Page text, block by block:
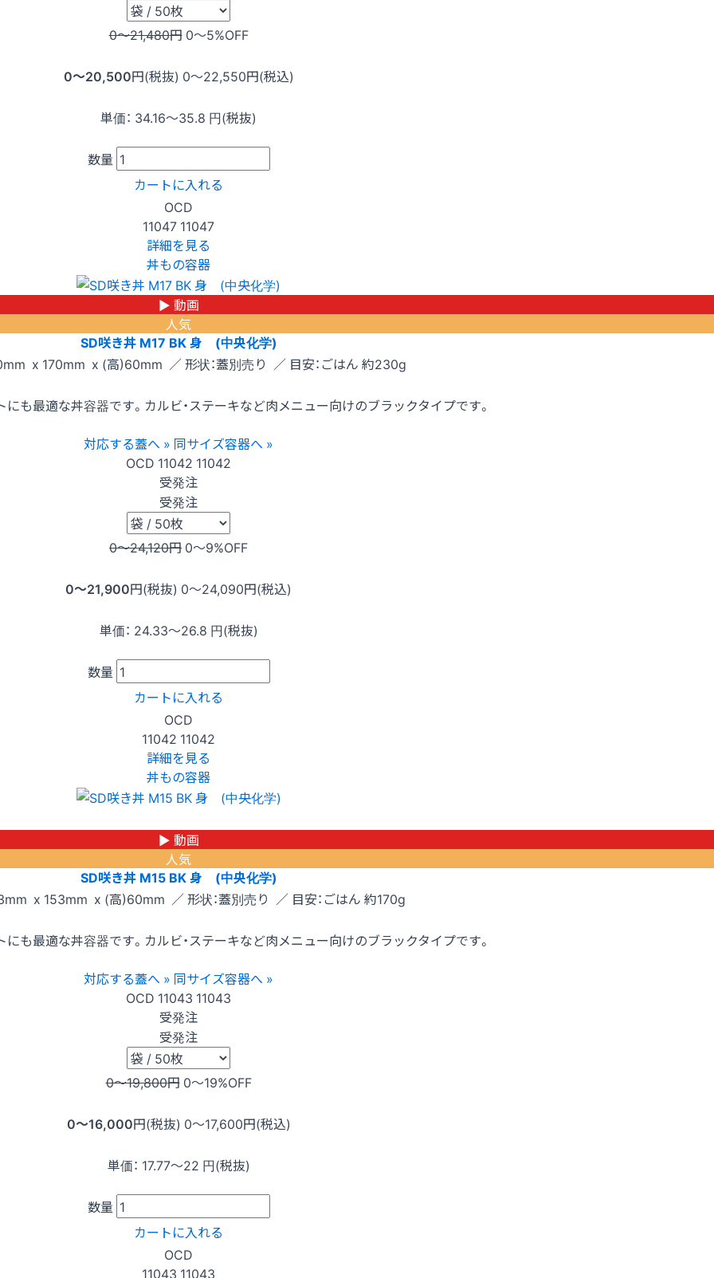
0〜21,480円 0〜5%OFF
0〜20,500円(税抜) 0〜22,550円(税込)
単価： 34.16〜35.8 円(税抜)
数量
カートに入れる
OCD
11047 11047
詳細を見る
丼もの容器
▶ 動画
人気
SD咲き丼 M17 BK 身 (中央化学)
x 170mm x (高)60mm ／ 形状：蓋別売り ／ 目安：ごはん 約230g
も最適な丼容器です。カルビ・ステーキなど肉メニュー向けのブラックタイプです。
対応する蓋へ » 同サイズ容器へ »
OCD 11042 11042
受発注
受発注
0〜24,120円 0〜9%OFF
0〜21,900円(税抜) 0〜24,090円(税込)
単価： 24.33〜26.8 円(税抜)
数量
カートに入れる
OCD
11042 11042
詳細を見る
丼もの容器
▶ 動画
人気
SD咲き丼 M15 BK 身 (中央化学)
x 153mm x (高)60mm ／ 形状：蓋別売り ／ 目安：ごはん 約170g
も最適な丼容器です。カルビ・ステーキなど肉メニュー向けのブラックタイプです。
対応する蓋へ » 同サイズ容器へ »
OCD 11043 11043
受発注
受発注
0〜19,800円 0〜19%OFF
0〜16,000円(税抜) 0〜17,600円(税込)
単価： 17.77〜22 円(税抜)
数量
カートに入れる
OCD
11043 11043